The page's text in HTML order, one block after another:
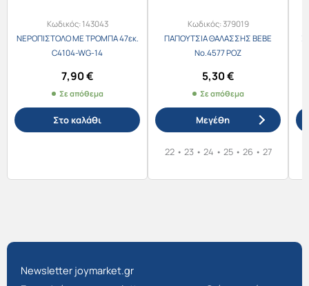
Κωδικός:143043
ΝΕΡΟΠΙΣΤΟΛΟ ΜΕ ΤΡΟΜΠΑ 47εκ.
C4104-WG-14
7,90€
Σε απόθεμα
Στο καλάθι
Κωδικός:379019
ΠΑΠΟΥΤΣΙΑ ΘΑΛΑΣΣΗΣ BEBE
Νο.4577 ΡΟΖ
5,30€
Σε απόθεμα
Μεγέθη
22 • 23 • 24 • 25 • 26 • 27
Αυτό
Newsletter joymarket.gr